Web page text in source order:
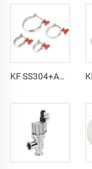
KF SS304+ABS スプリングクランププラスチックナット付真空フィッティング NW25/NW40 高品質ステンレススプリングクランプ KF16-KF50